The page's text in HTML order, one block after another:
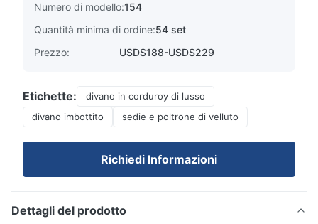
Numero di modello:154
Quantità minima di ordine:54 set
Prezzo:
USD$188-USD$229
Etichette:
divano in corduroy di lusso
divano imbottito
sedie e poltrone di velluto
Richiedi Informazioni
Dettagli del prodotto